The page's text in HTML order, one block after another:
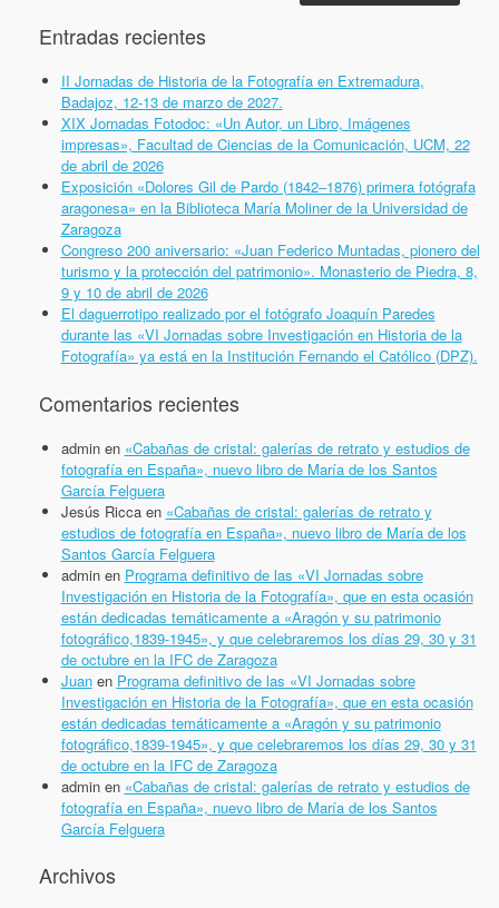
Entradas recientes
II Jornadas de Historia de la Fotografía en Extremadura,
Badajoz, 12-13 de marzo de 2027.
XIX Jornadas Fotodoc: «Un Autor, un Libro, Imágenes
impresas», Facultad de Ciencias de la Comunicación, UCM, 22
de abril de 2026
Exposición «Dolores Gil de Pardo (1842–1876) primera fotógrafa
aragonesa» en la Biblioteca María Moliner de la Universidad de
Zaragoza
Congreso 200 aniversario: «Juan Federico Muntadas, pionero del
turismo y la protección del patrimonio». Monasterio de Piedra, 8,
9 y 10 de abril de 2026
El daguerrotipo realizado por el fotógrafo Joaquín Paredes
durante las «VI Jornadas sobre Investigación en Historia de la
Fotografía» ya está en la Institución Fernando el Católico (DPZ).
Comentarios recientes
adminen «Cabañas de cristal: galerías de retrato y estudios de
fotografía en España», nuevo libro de María de los Santos
García Felguera
Jesús Riccaen «Cabañas de cristal: galerías de retrato y
estudios de fotografía en España», nuevo libro de María de los
Santos García Felguera
adminen Programa definitivo de las «VI Jornadas sobre
Investigación en Historia de la Fotografía», que en esta ocasión
están dedicadas temáticamente a «Aragón y su patrimonio
fotográfico,1839-1945», y que celebraremos los días 29, 30 y 31
de octubre en la IFC de Zaragoza
Juanen Programa definitivo de las «VI Jornadas sobre
Investigación en Historia de la Fotografía», que en esta ocasión
están dedicadas temáticamente a «Aragón y su patrimonio
fotográfico,1839-1945», y que celebraremos los días 29, 30 y 31
de octubre en la IFC de Zaragoza
adminen «Cabañas de cristal: galerías de retrato y estudios de
fotografía en España», nuevo libro de María de los Santos
García Felguera
Archivos